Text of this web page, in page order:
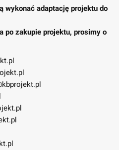
wykonać adaptację projektu do
po zakupie projektu, prosimy o